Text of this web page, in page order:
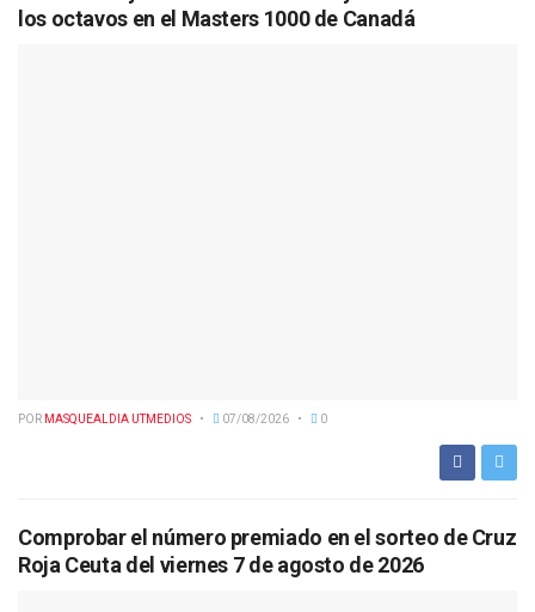
los octavos en el Masters 1000 de Canadá
POR MASQUEALDIA UTMEDIOS 07/08/2026 0
Comprobar el número premiado en el sorteo de Cruz
Roja Ceuta del viernes 7 de agosto de 2026